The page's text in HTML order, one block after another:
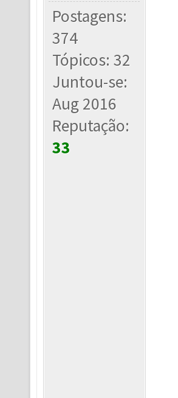
Postagens:
374
Tópicos: 32
Juntou-se:
Aug 2016
Reputação:
33